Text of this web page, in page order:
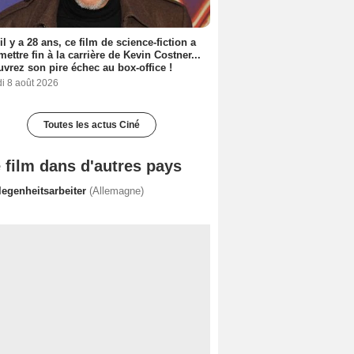
y a 28 ans, ce film de science-fiction a
fin à la carrière de Kevin Costner...
son pire échec au box-office !
8 août 2026
Toutes les actus Ciné
film dans d'autres pays
(Allemagne)